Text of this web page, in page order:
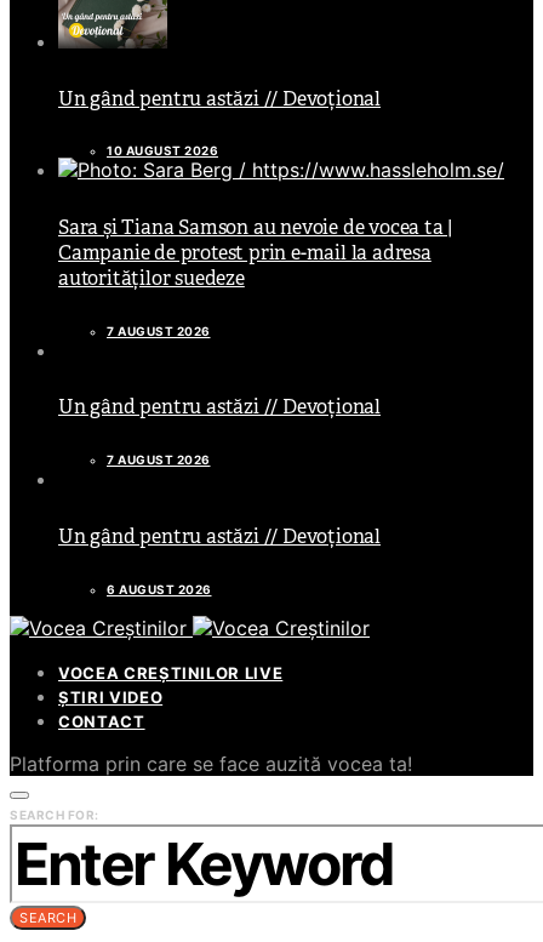
Un gând pentru astăzi // Devoțional
10 AUGUST 2026
Sara și Tiana Samson au nevoie de vocea ta |
Campanie de protest prin e-mail la adresa
autorităților suedeze
7 AUGUST 2026
Un gând pentru astăzi // Devoțional
7 AUGUST 2026
Un gând pentru astăzi // Devoțional
6 AUGUST 2026
VOCEA CREȘTINILOR LIVE
ȘTIRI VIDEO
CONTACT
Platforma prin care se face auzită vocea ta!
SEARCH FOR:
SEARCH